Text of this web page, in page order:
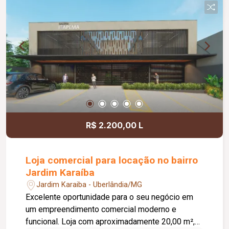
fechamentos em vidro temperado; Portas de fino
acabamento; Piso em porcelanato fosco na cor
cinza; Ambientes amplos, modernos e bem
distribuídos, proporcionando conforto,
praticidade e qualidade de vida.
R$ 2.200,00 L
Loja comercial para locação no bairro
Jardim Karaíba
Jardim Karaiba - Uberlândia/MG
Excelente oportunidade para o seu negócio em
um empreendimento comercial moderno e
funcional. Loja com aproximadamente 20,00 m²,